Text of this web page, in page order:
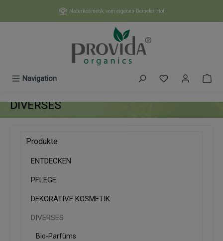
Zum Hauptinhalt springenNaturkosmetik vom eigenen Demeter Hof
Navigation Du hast 0
DIVERSES
Produkte
ENTDECKEN
PFLEGE
DEKORATIVE KOSMETIK
DIVERSES
Bio-Parfüms